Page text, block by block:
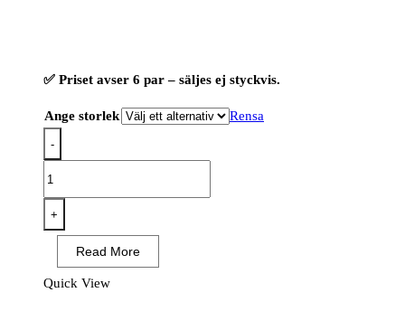
✅ Priset avser 6 par – säljes ej styckvis.
Ange storlek Rensa
-
(6
PAR)
mängd
+
Read More
Quick View